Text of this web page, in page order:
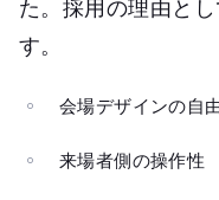
た。採用の理由と
す。
会場デザインの自
来場者側の操作性